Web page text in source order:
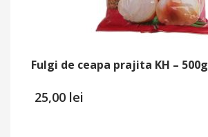
Fulgi de ceapa prajita KH – 500g
25,00 lei